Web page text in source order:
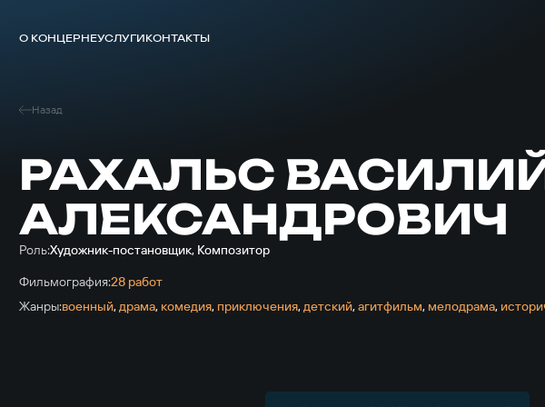
О КОНЦЕРНЕУСЛУГИКОНТАКТЫ
Назад
РАХАЛЬС
АЛЕКСАНДРОВИЧ
Роль:Художник-постановщик, Композитор
Фильмография:28 работ
Жанры:военный,драма, комедия, приключе­ния,детский,агитфильм, мелодрама,